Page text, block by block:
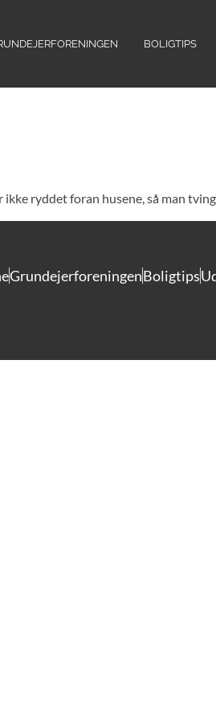
BOLIGTIPS
ryddet foran husene, så man
GrundejerforeningenBoligtips